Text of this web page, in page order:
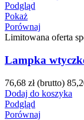
Podgląd
Pokaż
Porównaj
Limitowana oferta
Lampka
76,68 zł (brutto)
Dodaj do koszyka
Podgląd
Porównaj